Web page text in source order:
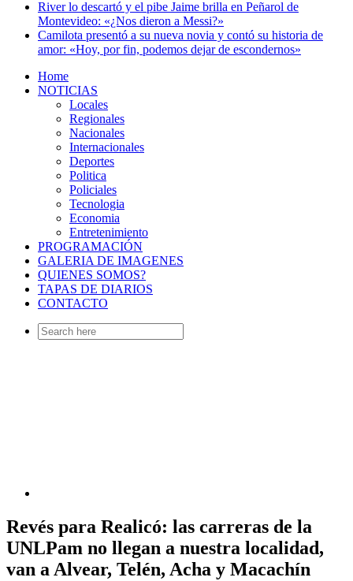
River lo descartó y el pibe Jaime brilla en Peñarol de
Montevideo: «¿Nos dieron a Messi?»
Camilota presentó a su nueva novia y contó su historia de
amor: «Hoy, por fin, podemos dejar de escondernos»
Home
NOTICIAS
Locales
Regionales
Nacionales
Internacionales
Deportes
Politica
Policiales
Tecnologia
Economia
Entretenimiento
PROGRAMACIÓN
GALERIA DE IMAGENES
QUIENES SOMOS?
TAPAS DE DIARIOS
CONTACTO
Search
for:
Revés para Realicó: las carreras de la
UNLPam no llegan a nuestra localidad,
van a Alvear, Telén, Acha y Macachín